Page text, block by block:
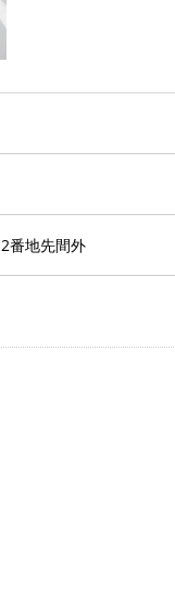
番地先間外